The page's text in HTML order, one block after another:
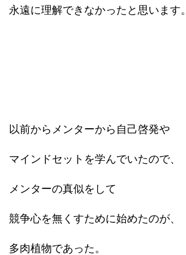
永遠に理解できなかったと思います。
以前からメンターから自己啓発や
マインドセットを学んでいたので、
メンターの真似をして
競争心を無くすために始めたのが、
多肉植物であった。